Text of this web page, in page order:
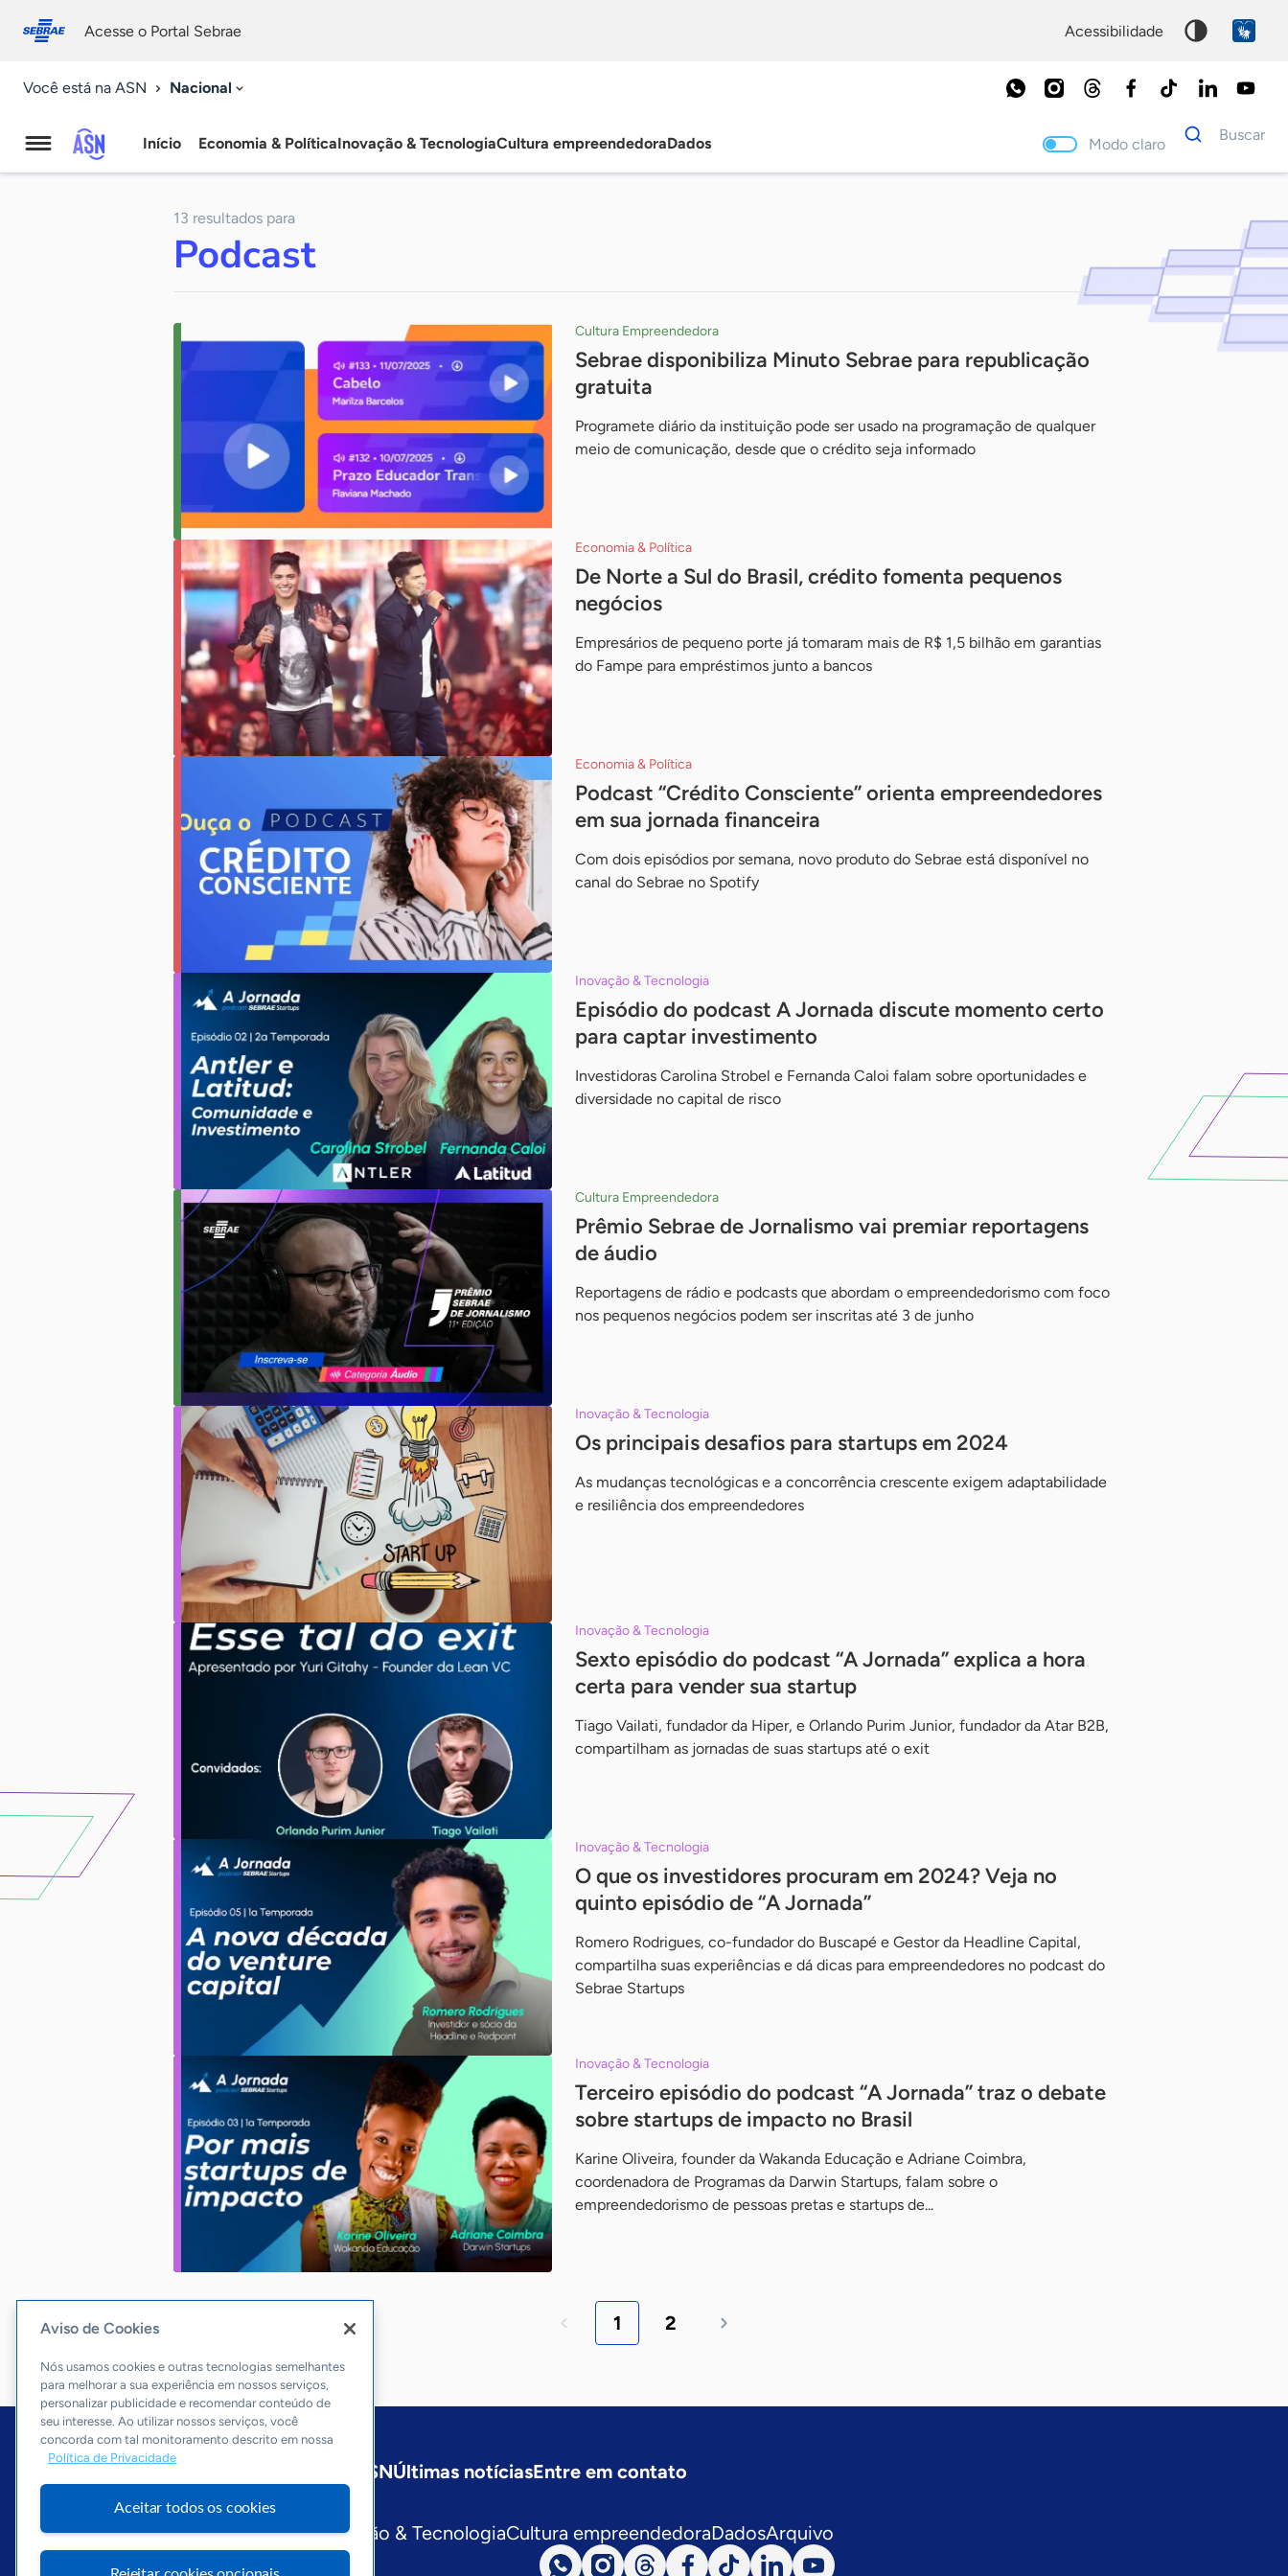
conosco
Acesse o Portal Sebrae acessibilidade
Você está na ASN Nacional
Agência
Notícias
Início Economia & PolíticaInovação & TecnologiaCultura empreendedoraDados Modo claro
Dados
para
Buscar
13 resultados para
Podcast
Cultura Empreendedora
Sebrae disponibiliza Minuto Sebrae para republicação
gratuita
Programete diário da instituição pode ser usado na programação de qualquer
meio de comunicação, desde que o crédito seja informado
Economia & Política
De Norte a Sul do Brasil, crédito fomenta pequenos
negócios
Empresários de pequeno porte já tomaram mais de R$ 1,5 bilhão em garantias
do Fampe para empréstimos junto a bancos
Economia & Política
Podcast “Crédito Consciente” orienta empreendedores
em sua jornada financeira
Com dois episódios por semana, novo produto do Sebrae está disponível no
canal do Sebrae no Spotify
Inovação & Tecnologia
Episódio do podcast A Jornada discute momento certo
para captar investimento
Investidoras Carolina Strobel e Fernanda Caloi falam sobre oportunidades e
diversidade no capital de risco
Cultura Empreendedora
Prêmio Sebrae de Jornalismo vai premiar reportagens
de áudio
Reportagens de rádio e podcasts que abordam o empreendedorismo com foco
nos pequenos negócios podem ser inscritas até 3 de junho
Inovação & Tecnologia
Os principais desafios para startups em 2024
As mudanças tecnológicas e a concorrência crescente exigem adaptabilidade
e resiliência dos empreendedores
Inovação & Tecnologia
Sexto episódio do podcast “A Jornada” explica a hora
certa para vender sua startup
Tiago Vailati, fundador da Hiper, e Orlando Purim Junior, fundador da Atar B2B,
compartilham as jornadas de suas startups até o exit
Inovação & Tecnologia
O que os investidores procuram em 2024? Veja no
quinto episódio de “A Jornada”
Romero Rodrigues, co-fundador do Buscapé e Gestor da Headline Capital,
compartilha suas experiências e dá dicas para empreendedores no podcast do
Sebrae Startups
Inovação & Tecnologia
Terceiro episódio do podcast “A Jornada” traz o debate
sobre startups de impacto no Brasil
Karine Oliveira, founder da Wakanda Educação e Adriane Coimbra,
coordenadora de Programas da Darwin Startups, falam sobre o
empreendedorismo de pessoas pretas e startups de...
1 2
Início Sobre a ASNÚltimas notíciasEntre em contato
Economia & PolíticaInovação & TecnologiaCultura empreendedoraDadosArquivo
Visite o Portal Sebrae
Aviso de Cookies
Nós usamos cookies e outras tecnologias semelhantes
para melhorar a sua experiência em nossos serviços,
personalizar publicidade e recomendar conteúdo de
seu interesse. Ao utilizar nossos serviços, você
concorda com tal monitoramento descrito em nossa
Política de Privacidade
Aceitar todos os cookies